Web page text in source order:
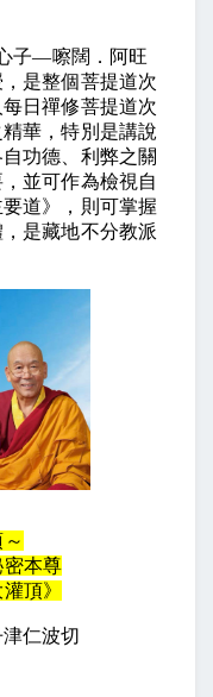
子—嚓闊．阿旺
是整個菩提道次
日禪修菩提道次
華，特別是講說
功德、利弊之關
並可作為檢視自
道》，則可掌握
是藏地不分教派
密本尊
頂》
仁波切